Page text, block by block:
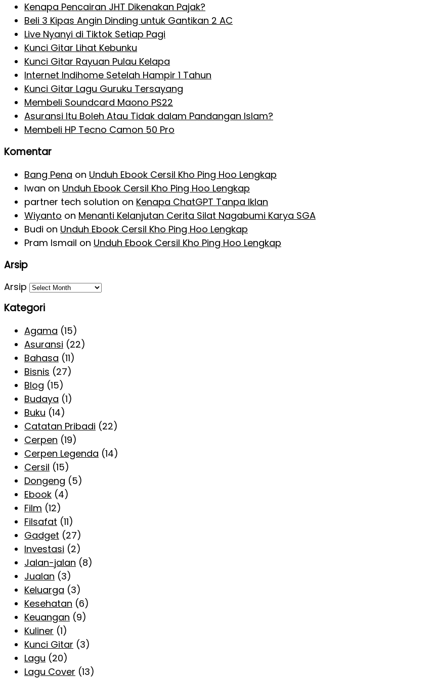
Kenapa Pencairan JHT Dikenakan Pajak?
Beli 3 Kipas Angin Dinding untuk Gantikan 2 AC
Live Nyanyi di Tiktok Setiap Pagi
Kunci Gitar Lihat Kebunku
Kunci Gitar Rayuan Pulau Kelapa
Internet Indihome Setelah Hampir 1 Tahun
Kunci Gitar Lagu Guruku Tersayang
Membeli Soundcard Maono PS22
Asuransi Itu Boleh Atau Tidak dalam Pandangan Islam?
Membeli HP Tecno Camon 50 Pro
Komentar
Bang Pena on Unduh Ebook Cersil Kho Ping Hoo Lengkap
Iwan on Unduh Ebook Cersil Kho Ping Hoo Lengkap
partner tech solution on Kenapa ChatGPT Tanpa Iklan
Wiyanto on Menanti Kelanjutan Cerita Silat Nagabumi Karya SGA
Budi on Unduh Ebook Cersil Kho Ping Hoo Lengkap
Pram Ismail on Unduh Ebook Cersil Kho Ping Hoo Lengkap
Arsip
Arsip
Kategori
Agama (15)
Asuransi (22)
Bahasa (11)
Bisnis (27)
Blog (15)
Budaya (1)
Buku (14)
Catatan Pribadi (22)
Cerpen (19)
Cerpen Legenda (14)
Cersil (15)
Dongeng (5)
Ebook (4)
Film (12)
Filsafat (11)
Gadget (27)
Investasi (2)
Jalan-jalan (8)
Jualan (3)
Keluarga (3)
Kesehatan (6)
Keuangan (9)
Kuliner (1)
Kunci Gitar (3)
Lagu (20)
Lagu Cover (13)